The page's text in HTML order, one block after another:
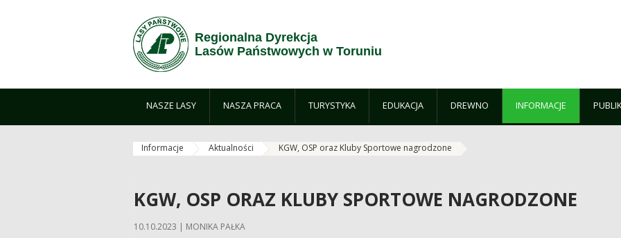
Regionalna Dyrekcja
Lasów Państwowych w Toruniu
NASZE LASY NASZA PRACA TURYSTYKA EDUKACJA DREWNO INFORMACJE
Informacje Aktualności KGW, OSP oraz Kluby Sportowe nagrodzone
KGW, OSP ORAZ KLUBY SPORTOWE NAGRODZONE
10.10.2023 | MONIKA PAŁKA